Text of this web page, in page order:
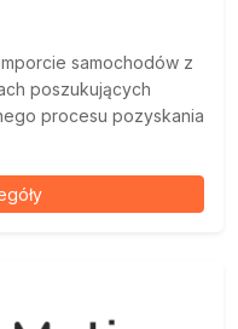
samochodów z
poszukujących
procesu pozyskania